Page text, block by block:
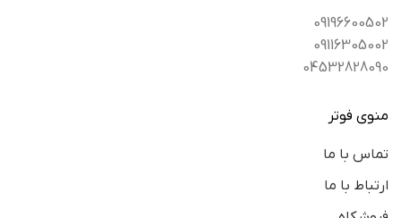
09196600502
09116305002
04532828090
منوی فوتر
تماس با ما
ارتباط با ما